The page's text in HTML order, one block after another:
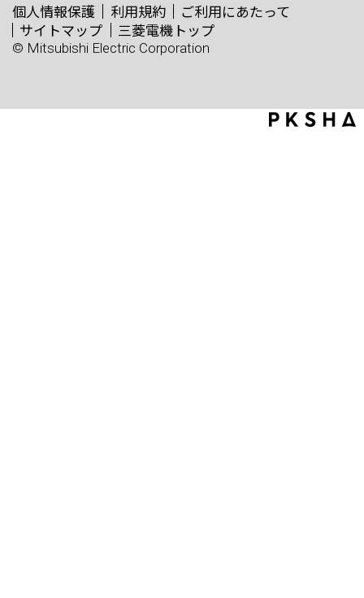
個人情報保護 利用規約
ご利用にあたって
サイトマップ
三菱電機トップ
© Mitsubishi Electric Corporation